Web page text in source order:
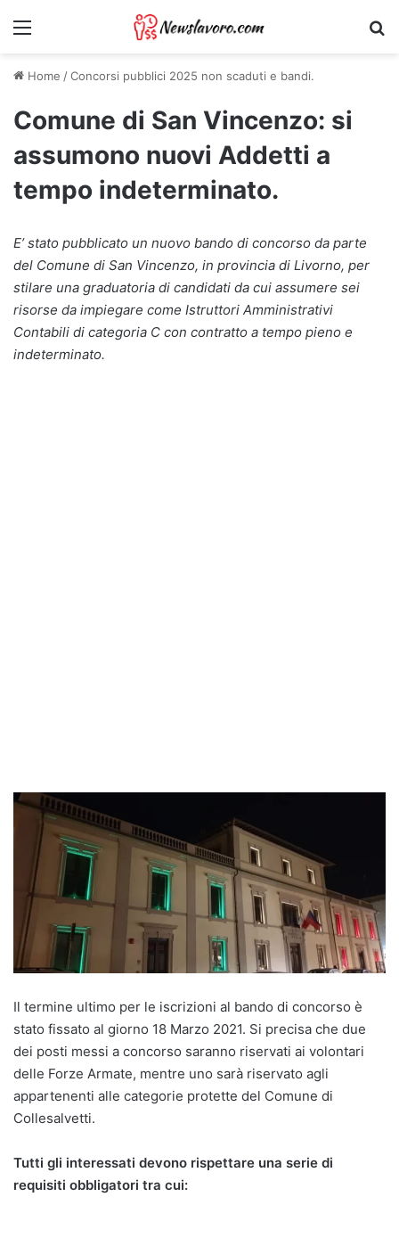
Menu
Home /Concorsi pubblici 2025 non scaduti e bandi.
Comune di San Vincenzo: si
assumono nuovi Addetti a
tempo indeterminato.
E’ stato pubblicato un nuovo bando di concorso da parte
del Comune di San Vincenzo, in provincia di Livorno, per
stilare una graduatoria di candidati da cui assumere sei
risorse da impiegare come Istruttori Amministrativi
Contabili di categoria C con contratto a tempo pieno e
indeterminato.
Il termine ultimo per le iscrizioni al bando di concorso è
stato fissato al giorno 18 Marzo 2021. Si precisa che due
dei posti messi a concorso saranno riservati ai volontari
delle Forze Armate, mentre uno sarà riservato agli
appartenenti alle categorie protette del Comune di
Collesalvetti.
Tutti gli interessati devono rispettare una serie di
requisiti obbligatori tra cui: